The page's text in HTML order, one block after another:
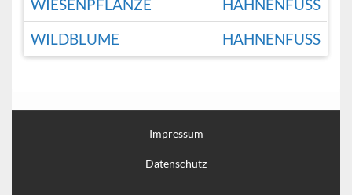
WIESENPFLANZE
HAHNENFUSS
WILDBLUME
HAHNENFUSS
Impressum
Datenschutz